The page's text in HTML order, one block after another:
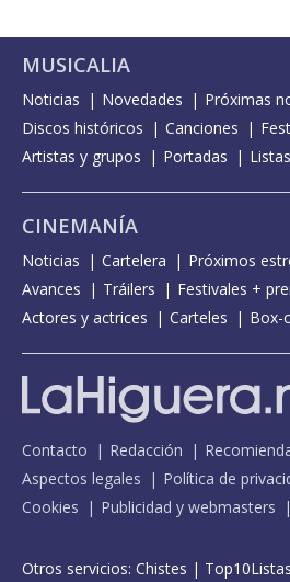
MUSICALIA
Noticias Novedades
Próximas
Discos históricos
Canciones
Artistas y grupos
Portadas Listas
CINEMANÍA
Noticias Cartelera Próximos
Avances
Tráilers
Festivales +
Actores y actrices
Carteles Box-
Contacto Redacción
Aspectos legales
Política de
Cookies
Publicidad y webmasters
Otros servicios: Chistes |